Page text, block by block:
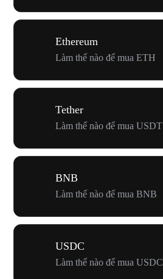
Ethereum
Làm thế nào để mua ETH
Tether
Làm thế nào để mua USDT
BNB
Làm thế nào để mua BNB
USDC
Làm thế nào để mua USDC